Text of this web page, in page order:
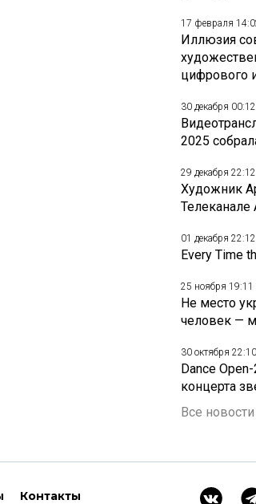
17 февраля
Иллюзия
цифрового
30 декабря 00:12
2025
29 декабря 22:12
Художник
Телеканале
01 декабря 22:12
Every Time
25 ноября 19:11
Не место
человек —
30 октября 22:10
Dance
концерта
Все новости
Контакты